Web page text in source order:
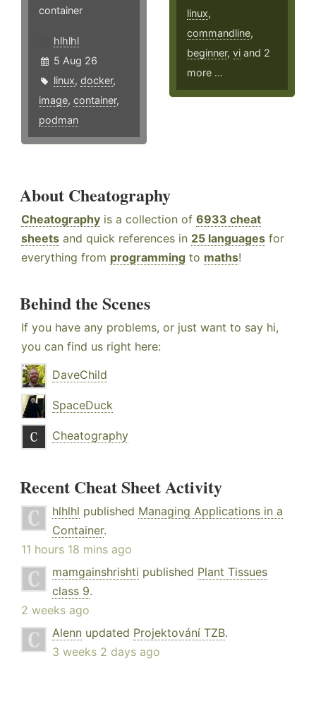
container
hlhlhl
5 Aug 26
linux, docker,
image, container,
podman
linux,
commandline,
beginner,vi and 2
more ...
About Cheatography
Cheatography is a collection of 6933 cheat
sheets and quick references in 25 languages for
everything from programming to maths!
Behind the Scenes
If you have any problems, or just want to say hi,
you can find us right here:
DaveChild
SpaceDuck
Cheatography
Recent Cheat Sheet Activity
hlhlhl published Managing Applications in a
Container.
11 hours 18 mins ago
mamgainshrishti published Plant Tissues
class 9.
2 weeks ago
Alenn updated Projektování TZB.
3 weeks 2 days ago